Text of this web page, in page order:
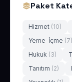
Paket
Hizmet (10)
Yeme-İçme (7)
Hukuk (3)
Tanıtım (2)